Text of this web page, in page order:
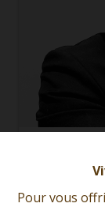
Pour vous